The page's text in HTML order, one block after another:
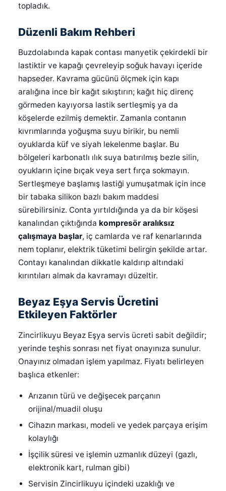
topladık.
Düzenli Bakım Rehberi
Buzdolabında kapak contası manyetik çekirdekli bir
lastiktir ve kapağı çevreleyip soğuk havayı içeride
hapseder. Kavrama gücünü ölçmek için kapı
aralığına ince bir kağıt sıkıştırın; kağıt hiç direnç
görmeden kayıyorsa lastik sertleşmiş ya da
köşelerde ezilmiş demektir. Zamanla contanın
kıvrımlarında yoğuşma suyu birikir, bu nemli
oyuklarda küf ve siyah lekelenme başlar. Bu
bölgeleri karbonatlı ılık suya batırılmış bezle silin,
oyukların içine bıçak veya sert fırça sokmayın.
Sertleşmeye başlamış lastiği yumuşatmak için ince
bir tabaka silikon bazlı bakım maddesi
sürebilirsiniz. Conta yırtıldığında ya da bir köşesi
kanalından çıktığında kompresör aralıksız
çalışmaya başlar, iç camlarda ve raf kenarlarında
nem toplanır, elektrik tüketimi belirgin şekilde artar.
Contayı kanalından dikkatle kaldırıp altındaki
kırıntıları almak da kavramayı düzeltir.
Beyaz Eşya Servis Ücretini
Etkileyen Faktörler
Zincirlikuyu Beyaz Eşya servis ücreti sabit değildir;
yerinde teşhis sonrası net fiyat onayınıza sunulur.
Onayınız olmadan işlem yapılmaz. Fiyatı belirleyen
başlıca etkenler:
Arızanın türü ve değişecek parçanın
orijinal/muadil oluşu
Cihazın markası, modeli ve yedek parçaya erişim
kolaylığı
İşçilik süresi ve işlemin uzmanlık düzeyi (gazlı,
elektronik kart, rulman gibi)
Servisin Zincirlikuyu içindeki uzaklığı ve